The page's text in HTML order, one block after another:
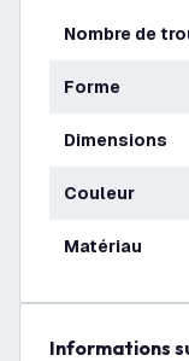
Nombre de
Forme
Dimensions
Couleur
Matériau
Informations